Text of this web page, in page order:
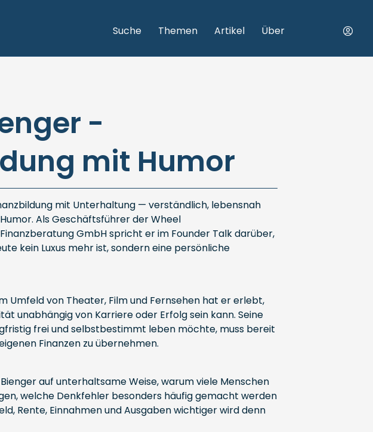
Suche Themen Artikel Über
-
mit Humor
mit Unterhaltung — verständlich, lebensnah
Als Geschäftsführer der Wheel
GmbH spricht er im Founder Talk darüber,
kein Luxus mehr ist, sondern eine persönliche
Umfeld von Theater, Film und Fernsehen hat er erlebt,
unabhängig von Karriere oder Erfolg sein kann. Seine
frei und selbstbestimmt leben möchte, muss bereit
Finanzen zu übernehmen.
auf unterhaltsame Weise, warum viele Menschen
welche Denkfehler besonders häufig gemacht werden
Rente, Einnahmen und Ausgaben wichtiger wird denn